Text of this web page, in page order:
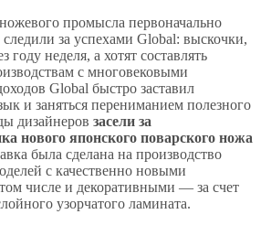
промысла первоначально
за успехами Global: выскочки,
неделя, а хотят составлять
с многовековыми
Global быстро заставил
и заняться перениманием полезного
дизайнеров засели за
нового японского поварского ножа
была сделана на производство
с качественно новыми
числе и декоративными — за счет
узорчатого ламината.